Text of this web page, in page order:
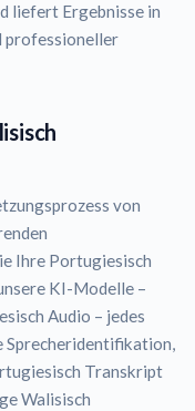
liefert Ergebnisse in
professioneller
von
Ihre Portugiesisch
KI-Modelle –
Audio – jedes
Sprecheridentifikation,
Transkript
Walisisch